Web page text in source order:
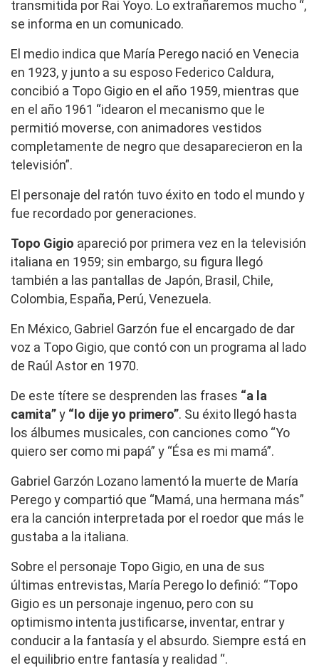
transmitida por Rai Yoyo. Lo extrañaremos mucho “,
se informa en un comunicado.
El medio indica que María Perego nació en Venecia
en 1923, y junto a su esposo Federico Caldura,
concibió a Topo Gigio en el año 1959, mientras que
en el año 1961 “idearon el mecanismo que le
permitió moverse, con animadores vestidos
completamente de negro que desaparecieron en la
televisión”.
El personaje del ratón tuvo éxito en todo el mundo y
fue recordado por generaciones.
Topo Gigio apareció por primera vez en la televisión
italiana en 1959; sin embargo, su figura llegó
también a las pantallas de Japón, Brasil, Chile,
Colombia, España, Perú, Venezuela.
En México, Gabriel Garzón fue el encargado de dar
voz a Topo Gigio, que contó con un programa al lado
de Raúl Astor en 1970.
De este títere se desprenden las frases “a la
camita”y “lo dije yo primero”. Su éxito llegó hasta
los álbumes musicales, con canciones como “Yo
quiero ser como mi papá” y “Ésa es mi mamá”.
Gabriel Garzón Lozano lamentó la muerte de María
Perego y compartió que “Mamá, una hermana más”
era la canción interpretada por el roedor que más le
gustaba a la italiana.
Sobre el personaje Topo Gigio, en una de sus
últimas entrevistas, María Perego lo definió: “Topo
Gigio es un personaje ingenuo, pero con su
optimismo intenta justificarse, inventar, entrar y
conducir a la fantasía y el absurdo. Siempre está en
el equilibrio entre fantasía y realidad “.